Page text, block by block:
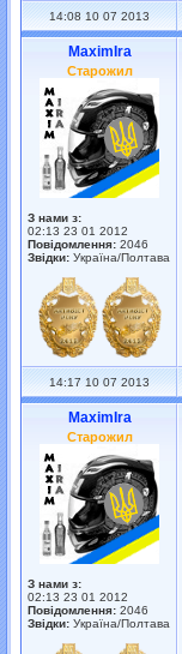
14:08 10 07 2013
MaximIra
Старожил
З нами з:
02:13 23 01 2012
Повідомлення: 2046
Звідки: Україна/Полтава
14:17 10 07 2013
MaximIra
Старожил
З нами з:
02:13 23 01 2012
Повідомлення: 2046
Звідки: Україна/Полтава